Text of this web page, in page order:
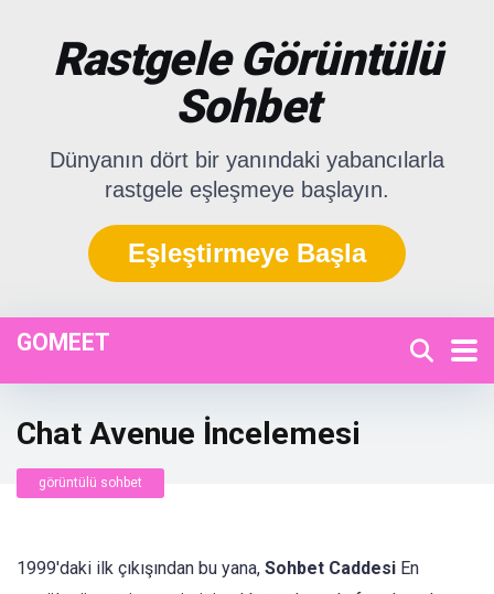
Rastgele Görüntülü
Sohbet
Dünyanın dört bir yanındaki yabancılarla
rastgele eşleşmeye başlayın.
Eşleştirmeye Başla
GOMEET
Chat Avenue İncelemesi
görüntülü sohbet
1999'daki ilk çıkışından bu yana, Sohbet Caddesi En